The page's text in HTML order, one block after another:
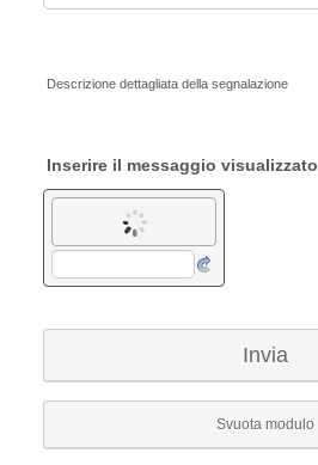
Descrizione dettagliata della segnalazione
Inserire il messaggio visualizzato
Invia
Svuota modulo